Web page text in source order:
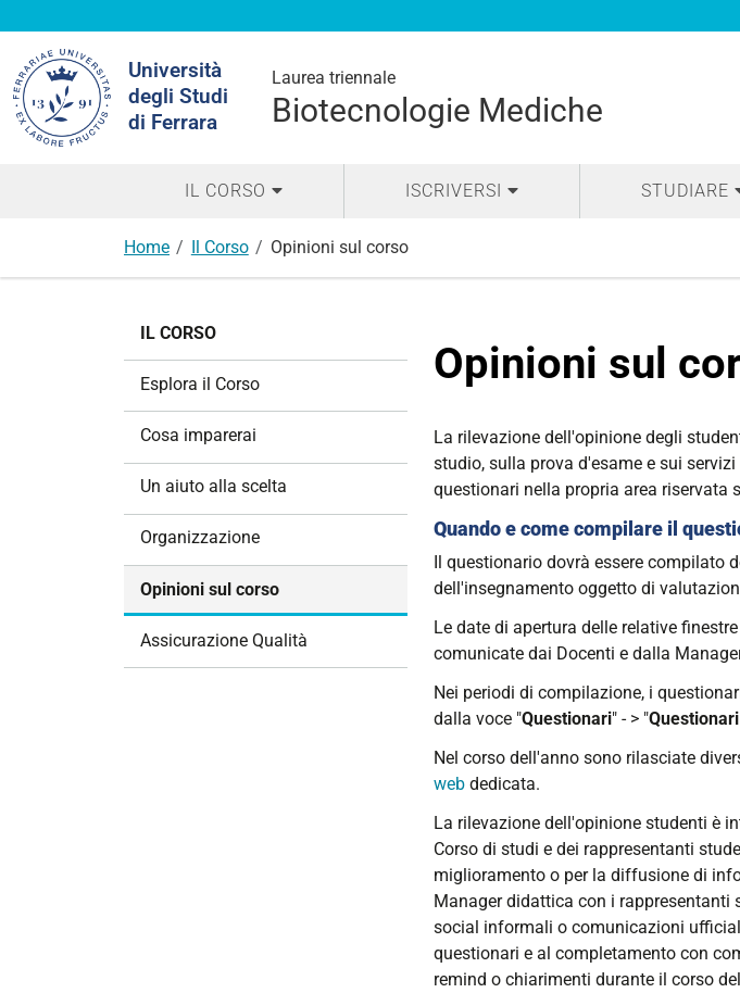
Università
degli Studi
di Ferrara
Laurea triennale
Biotecnologie Mediche
nel
sito
IL CORSO ISCRIVERSI STUDIARE
Home Il Corso Opinioni sul corso
Opinioni sul
La rilevazione dell'opinione degli
studio, sulla prova d'esame e sui
questionari nella propria area riservata
Quando e come compilare il
Il questionario dovrà essere compilato
dell'insegnamento oggetto di
Le date di apertura delle relative
comunicate dai Docenti e dalla
Nei periodi di compilazione, i
dalla voce "Questionari" - > "
Nel corso dell'anno sono rilasciate
web dedicata.
La rilevazione dell'opinione studenti è
Corso di studi e dei rappresentanti
miglioramento o per la diffusione di
Manager didattica con i rappresentanti
social informali o comunicazioni
questionari e al completamento con
remind o chiarimenti durante il corso
IL CORSO
Esplora il Corso
Cosa imparerai
Un aiuto alla scelta
Organizzazione
Opinioni sul corso
Assicurazione Qualità